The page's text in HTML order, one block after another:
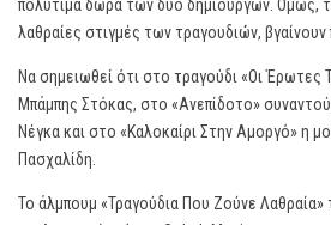
πολύτιμα δώρα των δύο δημιουργών. Όμως,
λαθραίες στιγμές των τραγουδιών,
Να σημειωθεί ότι στο τραγούδι «Οι Έρωτες
Μπάμπης Στόκας, στο «Ανεπίδοτο»
Νέγκα και στο «Καλοκαίρι Στην Αμοργό» η
Πασχαλίδη.
Το άλμπουμ «Τραγούδια Που Ζούνε Λαθραία»